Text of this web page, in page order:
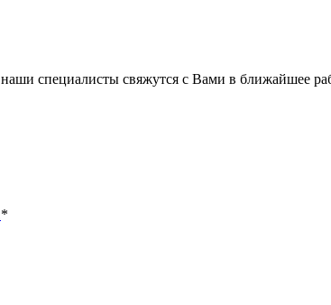
специалисты свяжутся с Вами в ближайшее
*